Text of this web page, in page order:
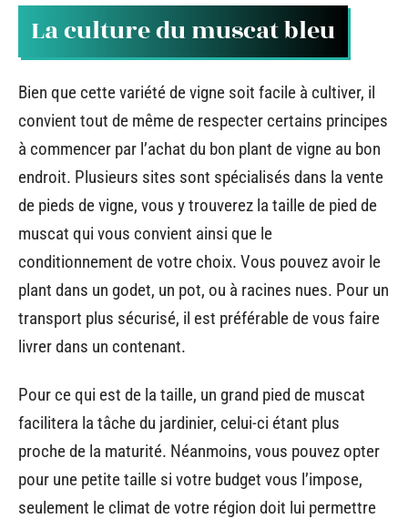
La culture du muscat bleu
Bien que cette variété de vigne soit facile à cultiver, il
convient tout de même de respecter certains principes
à commencer par l’achat du bon plant de vigne au bon
endroit. Plusieurs sites sont spécialisés dans la vente
de pieds de vigne, vous y trouverez la taille de pied de
muscat qui vous convient ainsi que le
conditionnement de votre choix. Vous pouvez avoir le
plant dans un godet, un pot, ou à racines nues. Pour un
transport plus sécurisé, il est préférable de vous faire
livrer dans un contenant.
Pour ce qui est de la taille, un grand pied de muscat
facilitera la tâche du jardinier, celui-ci étant plus
proche de la maturité. Néanmoins, vous pouvez opter
pour une petite taille si votre budget vous l’impose,
seulement le climat de votre région doit lui permettre